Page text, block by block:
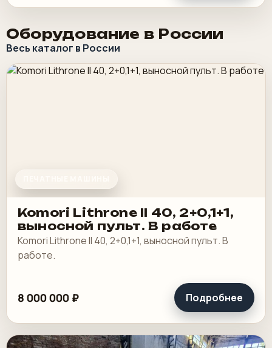
Оборудование в России
Весь каталог в России
Komori Lithrone II 40, 2+0,1+1,
выносной пульт. В работе
Komori Lithrone II 40, 2+0,1+1, выносной пульт. В
работе.
8 000 000 ₽ Подробнее